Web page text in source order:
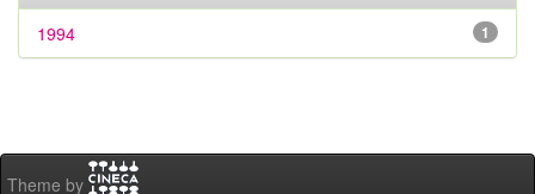
1
1994
Theme by